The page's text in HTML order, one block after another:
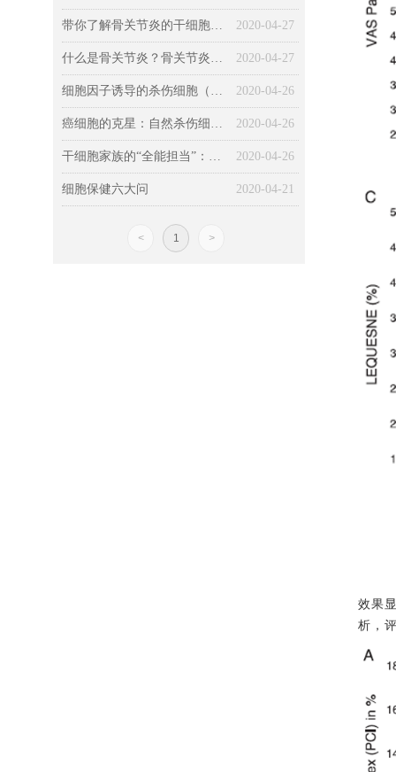
效果
析，
2020-04-27
带你了解骨关节炎的干细胞治疗技术
2020-04-27
什么是骨关节炎？骨关节炎的传统疗法如何？
2020-04-26
细胞因子诱导的杀伤细胞（CIK细胞）及细胞配合治疗方法
2020-04-26
癌细胞的克星：自然杀伤细胞（NK细胞）
2020-04-26
干细胞家族的“全能担当”：间充质干细胞（MSC）
2020-04-21
细胞保健六大问
< 1 >